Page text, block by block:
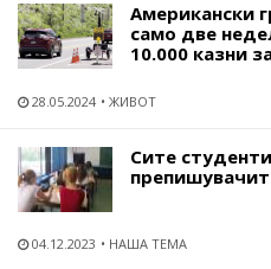
Американски
само две
10.000 казни
28.05.2024 ЖИВОТ
Сите
04.12.2023 НАША ТЕМА